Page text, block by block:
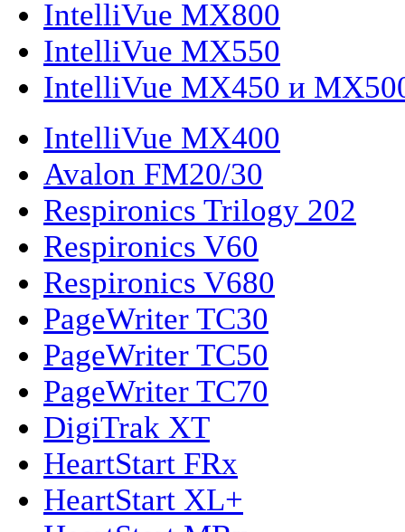
IntelliVue MX800
IntelliVue MX550
IntelliVue MX450 и
IntelliVue MX400
Avalon FM20/30
Respironics Trilogy 202
Respironics V60
Respironics V680
PageWriter TC30
PageWriter TC50
PageWriter TC70
DigiTrak XT
HeartStart FRx
HeartStart XL+